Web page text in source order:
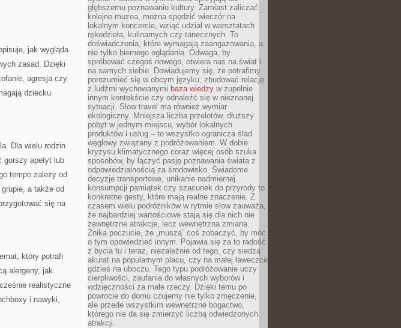
jak wygląda
zasad. Dzięki
agresja czy
dziecku
Dla wielu rodzin
gorszy apetyt lub
tempo zależy od
a także od
się na
który potrafi
alergeny, jak
realistyczne
i nawyki,
głębszemu poznawaniu kultury. Zamiast zaliczać
kolejne muzea, można spędzić wieczór na
lokalnym koncercie, wziąć udział w warsztatach
rękodzieła, kulinarnych czy tanecznych. To
doświadczenia, które wymagają zaangażowania, a
nie tylko biernego oglądania. Odwaga, by
spróbować czegoś nowego, otwiera nas na świat i
na samych siebie. Dowiadujemy się, że potrafimy
porozumieć się w obcym języku, zbudować relację
z ludźmi wychowanymi baza wiedzy w zupełnie
innym kontekście czy odnaleźć się w nieznanej
sytuacji. Slow travel ma również wymiar
ekologiczny. Mniejsza liczba przelotów, dłuższy
pobyt w jednym miejscu, wybór lokalnych
produktów i usług – to wszystko ogranicza ślad
węglowy związany z podróżowaniem. W dobie
kryzysu klimatycznego coraz więcej osób szuka
sposobów, by łączyć pasję poznawania świata z
odpowiedzialnością za środowisko. Świadome
decyzje transportowe, unikanie nadmiernej
konsumpcji pamiątek czy szacunek do przyrody to
konkretne gesty, które mają realne znaczenie. Z
czasem wielu podróżników w rytmie slow zauważa,
że najbardziej wartościowe stają się dla nich nie
zewnętrzne atrakcje, lecz wewnętrzna zmiana.
Znika poczucie, że „muszą” coś zobaczyć, by móc
o tym opowiedzieć innym. Pojawia się za to radość
z bycia tu i teraz, niezależnie od tego, czy siedzą
akurat na popularnym placu, czy na małej ławeczce
gdzieś na uboczu. Tego typu podróżowanie uczy
cierpliwości, zaufania do własnych wyborów i
wdzięczności za małe rzeczy. Dzięki temu po
powrocie do domu czujemy nie tylko zmęczenie,
ale przede wszystkim wewnętrzne bogactwo,
którego nie da się zmierzyć liczbą odwiedzonych
atrakcji.